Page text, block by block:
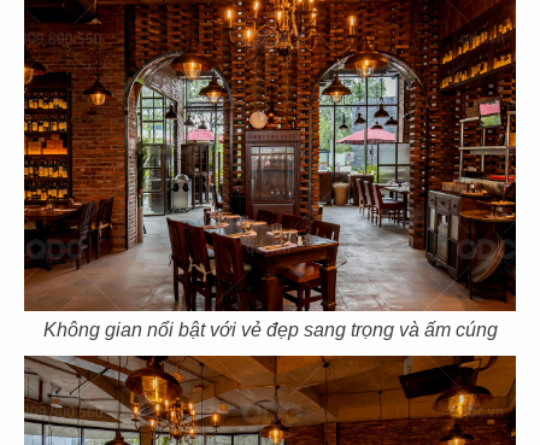
Không gian nổi bật với vẻ đẹp sang trọng và ấm cúng
95
LAMBRO
CN Q.3
96
SƠN THỦY
CN Phạm Ngọc Thạch
97
HANA VEGETARIAN
98
VÔ ÚY